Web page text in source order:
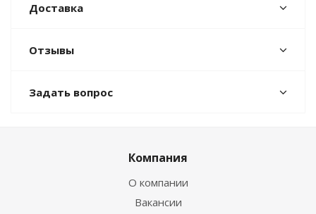
Доставка
Отзывы
Задать вопрос
Компания
О компании
Вакансии